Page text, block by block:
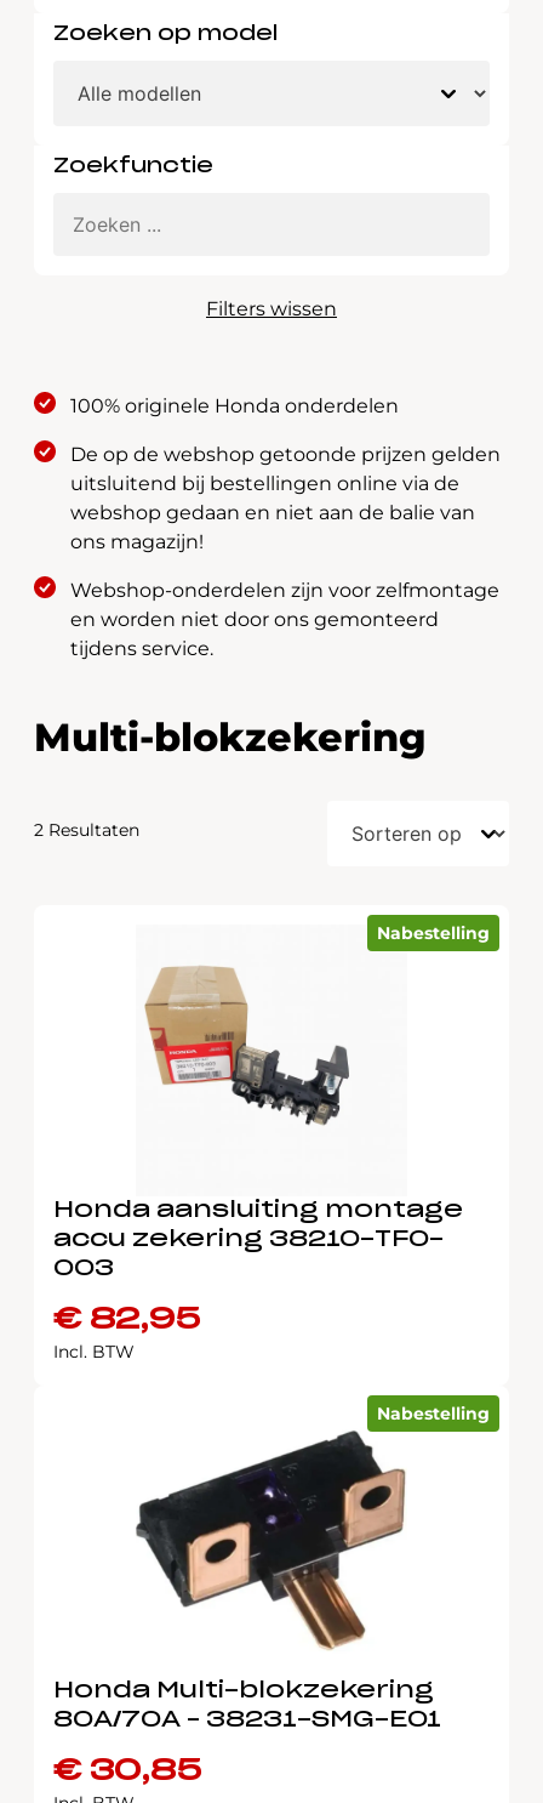
Zoeken op model
Zoekfunctie
Filters wissen
100% originele Honda onderdelen
De op de webshop getoonde prijzen gelden
uitsluitend bij bestellingen online via de
webshop gedaan en niet aan de balie van
ons magazijn!
Webshop-onderdelen zijn voor zelfmontage
en worden niet door ons gemonteerd
tijdens service.
Multi-blokzekering
2 Resultaten
Nabestelling
Honda aansluiting montage
accu zekering 38210-TF0-
003
€82,95
Incl. BTW
Nabestelling
Honda Multi-blokzekering
80A/70A – 38231-SMG-E01
€30,85